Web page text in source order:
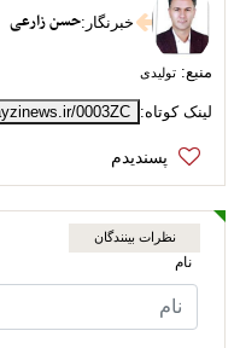
خبرنگار :حسن زارعی
منبع: تولیدی
لینک کوتاه: 0003ZC
نظرات بینندگان
نام